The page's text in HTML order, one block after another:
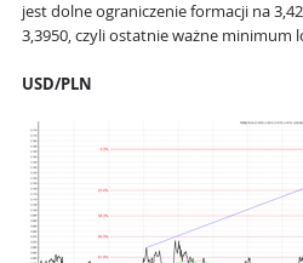
jest dolne ograniczenie formacji na
3,3950, czyli ostatnie ważne minimum
USD/PLN